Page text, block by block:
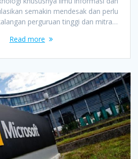
semakin mendesak dan perlu
perguruan tinggi dan mitra…
Read more